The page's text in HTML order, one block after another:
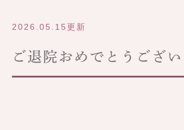
2026.05.15更新
ご退院おめでとうござ